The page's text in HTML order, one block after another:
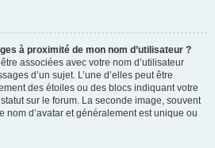
à proximité de mon nom d’utilisateur ?
associées avec votre nom d’utilisateur
d’un sujet. L’une d’elles peut être
des étoiles ou des blocs indiquant votre
sur le forum. La seconde image, souvent
nom d’avatar et généralement est unique ou